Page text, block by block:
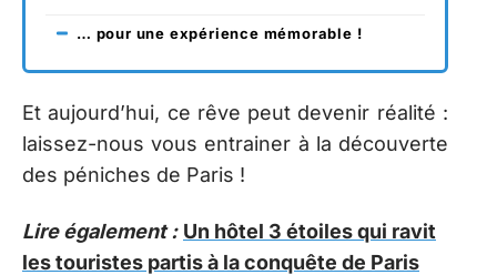
… pour une expérience mémorable !
Et aujourd’hui, ce rêve peut devenir réalité :
laissez-nous vous entrainer à la découverte
des péniches de Paris !
Lire également : Un hôtel 3 étoiles qui ravit
les touristes partis à la conquête de Paris